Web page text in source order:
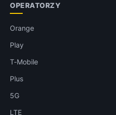
OPERATORZY
Orange
Play
T-Mobile
Plus
5G
LTE